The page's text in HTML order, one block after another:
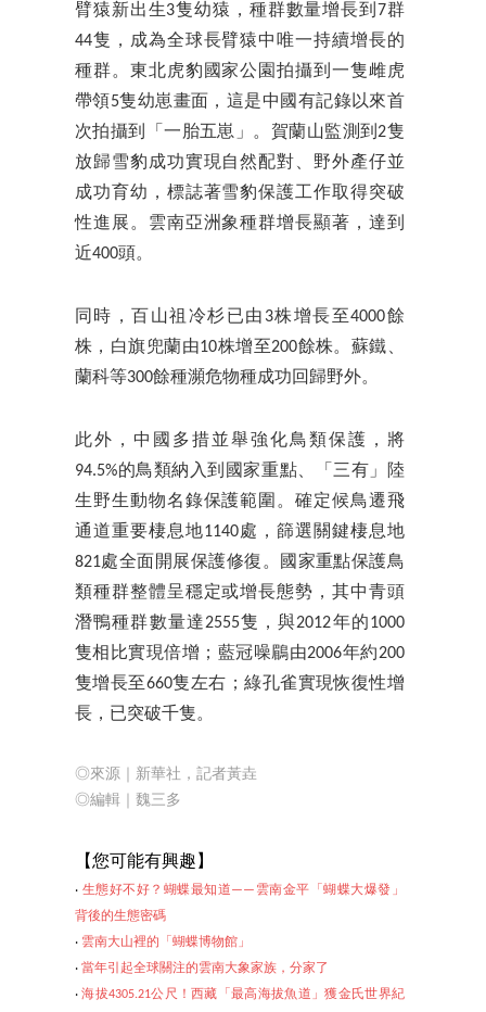
臂猿新出生3隻幼猿，種群數量增長到7群
44隻，成為全球長臂猿中唯一持續增長的
種群。東北虎豹國家公園拍攝到一隻雌虎
帶領5隻幼崽畫面，這是中國有記錄以來首
次拍攝到「一胎五崽」。賀蘭山監測到2隻
放歸雪豹成功實現自然配對、野外產仔並
成功育幼，標誌著雪豹保護工作取得突破
性進展。雲南亞洲象種群增長顯著，達到
近400頭。
同時，百山祖冷杉已由3株增長至4000餘
株，白旗兜蘭由10株增至200餘株。蘇鐵、
蘭科等300餘種瀕危物種成功回歸野外。
此外，中國多措並舉強化鳥類保護，將
94.5%的鳥類納入到國家重點、「三有」陸
生野生動物名錄保護範圍。確定候鳥遷飛
通道重要棲息地1140處，篩選關鍵棲息地
821處全面開展保護修復。國家重點保護鳥
類種群整體呈穩定或增長態勢，其中青頭
潛鴨種群數量達2555隻，與2012年的1000
隻相比實現倍增；藍冠噪鶥由2006年約200
隻增長至660隻左右；綠孔雀實現恢復性增
長，已突破千隻。
◎來源｜新華社，記者黃垚
◎編輯｜魏三多
【您可能有興趣】
‧ 生態好不好？蝴蝶最知道——雲南金平「蝴蝶大爆發」
背後的生態密碼
‧ 雲南大山裡的「蝴蝶博物館」
‧ 當年引起全球關注的雲南大象家族，分家了
‧海拔4305.21公尺！西藏「最高海拔魚道」獲金氏世界紀